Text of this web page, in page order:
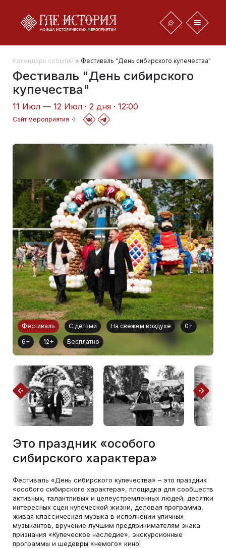
Календарь событий > Фестиваль "День сибирского купечества"
Фестиваль "День сибирского
купечества"
11 Июл — 12 Июл · 2 дня · 12:00
Сайт мероприятия
Фестиваль С детьми На свежем воздухе 0+
6+ 12+ Бесплатно
Это праздник «особого
сибирского характера»
Фестиваль «День сибирского купечества» – это праздник
«особого сибирского характера», площадка для сообществ
активных, талантливых и целеустремленных людей, десятки
интересных сцен купеческой жизни, деловая программа,
живая классическая музыка в исполнении уличных
музыкантов, вручение лучшим предпринимателям знака
признания «Купеческое наследие», экскурсионные
программы и шедевры «немого» кино!